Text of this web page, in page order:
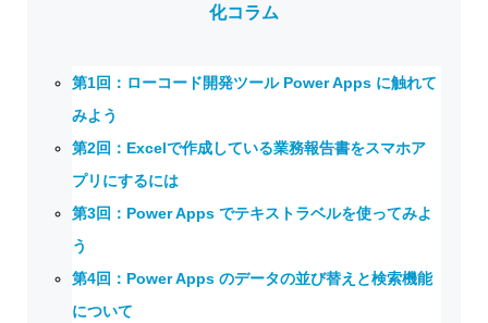
化コラム
第1回：ローコード開発ツール Power Apps に触れて
みよう
第2回：Excelで作成している業務報告書をスマホア
プリにするには
第3回：Power Apps でテキストラベルを使ってみよ
う
第4回：Power Apps のデータの並び替えと検索機能
について